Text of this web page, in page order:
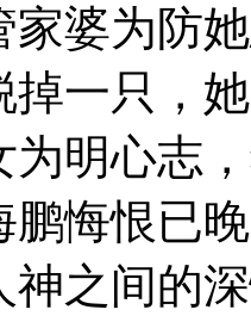
家婆为防
掉一只，
为明心志
鹏悔恨已
神之间的